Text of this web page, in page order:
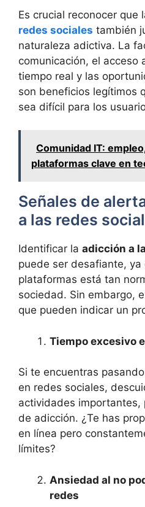
Es crucial reconocer que
redes sociales también
naturaleza adictiva. La
comunicación, el acceso
tiempo real y las
son beneficios legítimos
sea difícil para los
Comunidad IT:
plataformas clave en
Señales de
a las redes
Identificar la adicción a
puede ser desafiante,
plataformas está tan
sociedad. Sin embargo,
que pueden indicar un
Tiempo excesivo
Si te encuentras
en redes sociales,
actividades importantes,
de adicción. ¿Te has
en línea pero
límites?
Ansiedad al no
redes